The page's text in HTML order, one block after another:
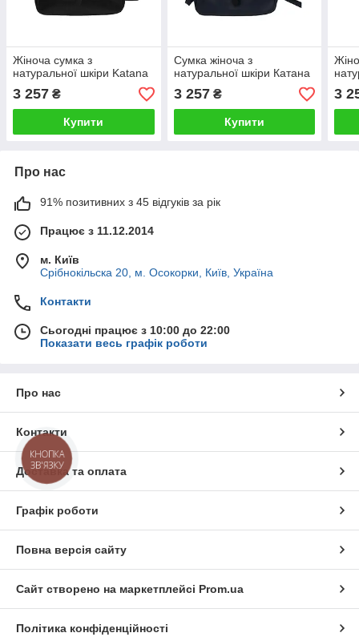
Жіноча сумка з
натуральної шкіри Katana
3 257 ₴
Купити
Сумка жіноча з
натуральної шкіри Катана
3 257₴
Купити
3
Про нас
91% позитивних з 45 відгуків за рік
Працює з 11.12.2014
м. Київ
Срібнокільска 20, м. Осокорки, Київ, Україна
Контакти
Сьогодні працює з 10:00 до 22:00
Показати весь графік роботи
Про нас
Контакти
Доставка та оплата
Графік роботи
Повна версія сайту
Сайт створено на маркетплейсі Prom.ua
Політика конфіденційності
КНОПКА
ЗВ'ЯЗКУ